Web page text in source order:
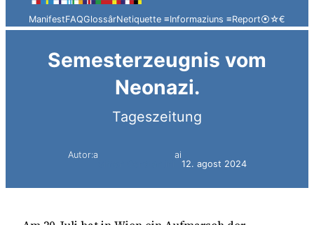
ManifestFAQGlossârNetiquette ≡Informaziuns ≡Report⦿☆€
Semesterzeugnis vom
Neonazi.
Tageszeitung
Autor:a
ai
12. agost 2024